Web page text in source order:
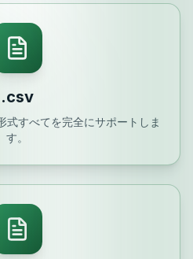
.csv
すべてを完全にサポートしま
す。